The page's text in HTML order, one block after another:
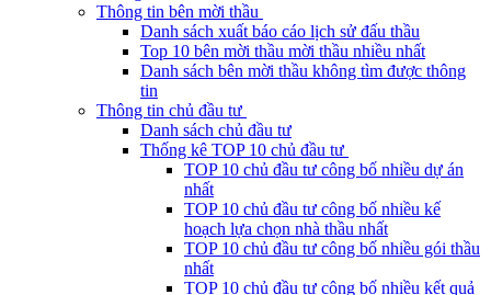
Thông tin bên mời thầu
Danh sách xuất báo cáo lịch sử đấu thầu
Top 10 bên mời thầu mời thầu nhiều nhất
Danh sách bên mời thầu không tìm được thông
tin
Thông tin chủ đầu tư
Danh sách chủ đầu tư
Thống kê TOP 10 chủ đầu tư
TOP 10 chủ đầu tư công bố nhiều dự án
nhất
TOP 10 chủ đầu tư công bố nhiều kế
hoạch lựa chọn nhà thầu nhất
TOP 10 chủ đầu tư công bố nhiều gói thầu
nhất
TOP 10 chủ đầu tư công bố nhiều kết quả